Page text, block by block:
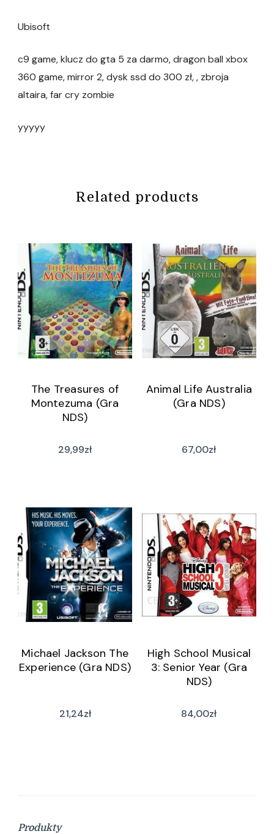
Ubisoft
c9 game, klucz do gta 5 za darmo, dragon ball xbox
360 game, mirror 2, dysk ssd do 300 zł, , zbroja
altaira, far cry zombie
yyyyy
Related products
The Treasures of
Montezuma (Gra
NDS)
29,99zł
Animal Life Australia
(Gra NDS)
67,00zł
Michael Jackson The
Experience (Gra NDS)
21,24zł
High School Musical
3: Senior Year (Gra
NDS)
84,00zł
Produkty